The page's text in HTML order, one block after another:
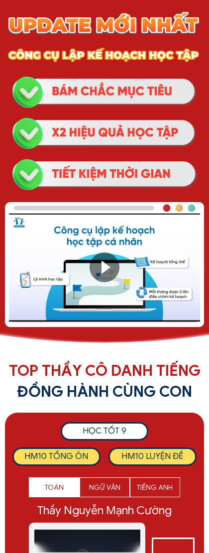
TOP THẦY CÔ DANH TIẾNG
ĐỒNG HÀNH CÙNG CON
HỌC TỐT 9
HM10 TỔNG ÔN HM10 LUYỆN ĐỀ
TOÁN NGỮ VĂN TIẾNG ANH
Thầy Nguyễn Mạnh Cường